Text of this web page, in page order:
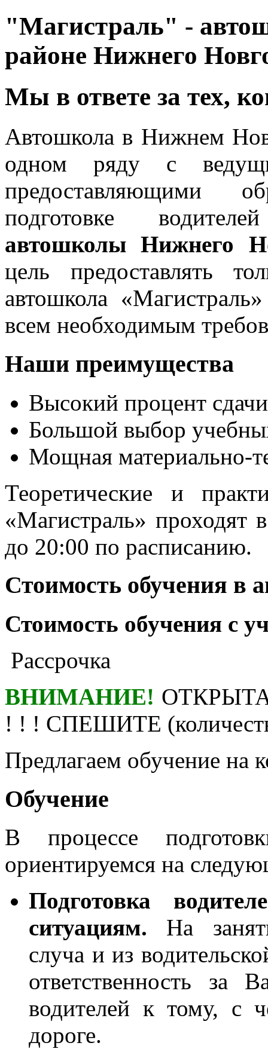
"Магистраль" -
районе Нижнего
Мы в ответе за тех,
Автошкола в Нижнем
одном ряду с
предоставляющими
подготовке водителей
автошколы Нижнего
цель предоставлять
автошкола
всем необходимым
Наши преимущества
Высокий процент
Большой выбор
Мощная материально-
Теоретические и
«Магистраль»
до 20:00 по расписанию.
Стоимость обучения в
Стоимость обучения с
Рассрочка
ВНИМАНИЕ!
! ! ! СПЕШИТЕ
Предлагаем обучение
Обучение
В процессе
ориентируемся на
Подготовка
ситуациям. На
случа и из
ответственность за
водителей к тому, с
дороге.